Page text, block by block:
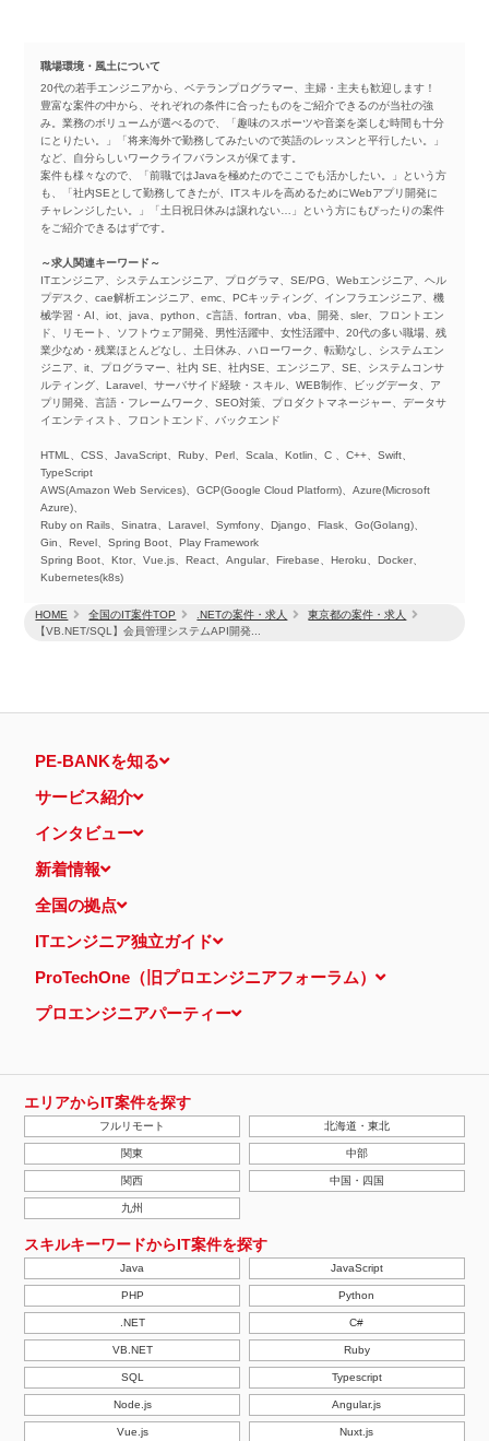
HOME 全国のIT案件TOP .NETの案件・求人
東京都の案件・求人
【VB.NET/SQL】会員管理システムAPI開発...
職場環境・風土について
20代の若手エンジニアから、ベテランプログラマー、主婦・主夫も歓迎します！
豊富な案件の中から、それぞれの条件に合ったものをご紹介できるのが当社の強
み。業務のボリュームが選べるので、「趣味のスポーツや音楽を楽しむ時間も十分
にとりたい。」「将来海外で勤務してみたいので英語のレッスンと平行したい。」
など、自分らしいワークライフバランスが保てます。
案件も様々なので、「前職ではJavaを極めたのでここでも活かしたい。」という方
も、「社内SEとして勤務してきたが、ITスキルを高めるためにWebアプリ開発に
チャレンジしたい。」「土日祝日休みは譲れない…」という方にもぴったりの案件
をご紹介できるはずです。
～求人関連キーワード～
ITエンジニア、システムエンジニア、プログラマ、SE/PG、Webエンジニア、ヘル
プデスク、cae解析エンジニア、emc、PCキッティング、インフラエンジニア、機
械学習・AI、iot、java、python、c言語、fortran、vba、開発、sler、フロントエン
ド、リモート、ソフトウェア開発、男性活躍中、女性活躍中、20代の多い職場、残
業少なめ・残業ほとんどなし、土日休み、ハローワーク、転勤なし、システムエン
ジニア、it、プログラマー、社内 SE、社内SE、エンジニア、SE、システムコンサ
ルティング、Laravel、サーバサイド経験・スキル、WEB制作、ビッグデータ、ア
プリ開発、言語・フレームワーク、SEO対策、プロダクトマネージャー、データサ
イエンティスト、フロントエンド、バックエンド
HTML、CSS、JavaScript、Ruby、Perl、Scala、Kotlin、C 、C++、Swift、
TypeScript
AWS(Amazon Web Services)、GCP(Google Cloud Platform)、Azure(Microsoft
Azure)、
Ruby on Rails、Sinatra、Laravel、Symfony、Django、Flask、Go(Golang)、
Gin、Revel、Spring Boot、Play Framework
Spring Boot、Ktor、Vue.js、React、Angular、Firebase、Heroku、Docker、
Kubernetes(k8s)
PE-BANKを知る
サービス紹介
インタビュー
新着情報
全国の拠点
ITエンジニア独立ガイド
ProTechOne（旧プロエンジニアフォーラム）
プロエンジニアパーティー
エリアからIT案件を探す
フルリモート 北海道・東北
関東 中部
関西 中国・四国
九州
スキルキーワードからIT案件を探す
Java JavaScript
PHP Python
.NET C#
VB.NET Ruby
SQL Typescript
Node.js Angular.js
Vue.js Nuxt.js